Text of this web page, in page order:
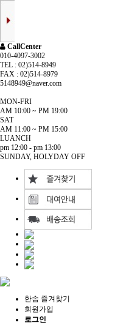
CallCenter
010-4097-3002
TEL : 02)514-8949
FAX : 02)514-8979
5148949@naver.com
MON-FRI
AM 10:00 ~ PM 19:00
SAT
AM 11:00 ~ PM 15:00
LUANCH
pm 12:00 - pm 13:00
SUNDAY, HOLYDAY OFF
한솜 즐겨찾기
회원가입
로그인